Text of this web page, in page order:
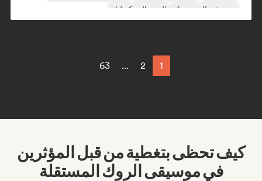
موسيقى البوب روك
البوب السيكديليك
1
2
...
63
كيف تحظى بتغطية من قبل المؤثرين
في موسيقى الروك المستقلة